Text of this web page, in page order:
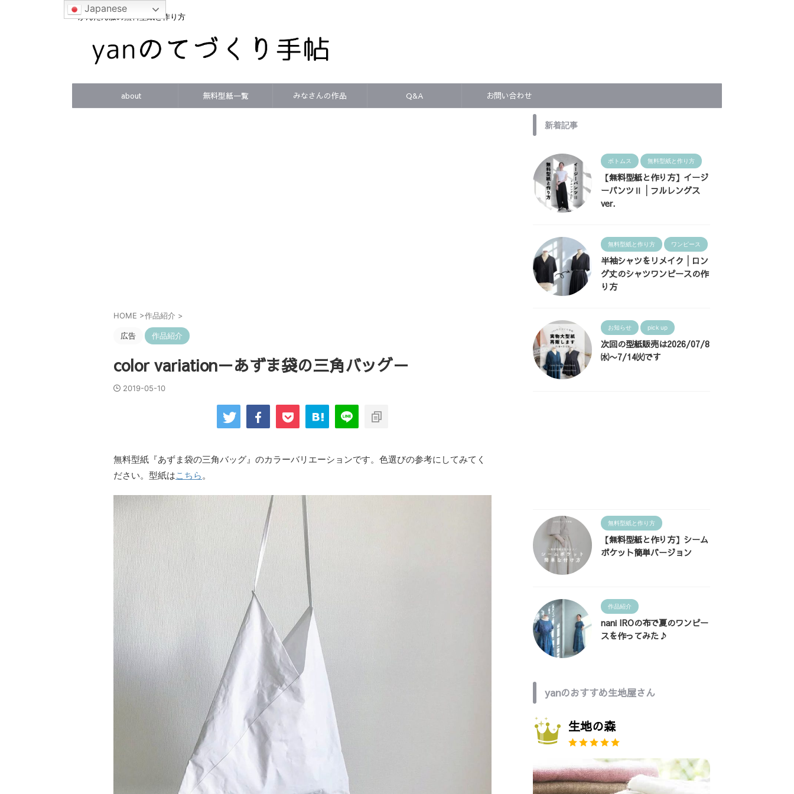
かんたん服の無料型紙と作り方
about 無料型紙一覧 みなさんの作品 Q&A お問い合わせ
HOME >作品紹介 >
広告 作品紹介
color variation－あずま袋の三角バッグ－
2019-05-10
無料型紙『あずま袋の三角バッグ』のカラーバリエーションです。色選びの参考にしてみてく
ださい。型紙はこちら 。
新着記事
ボトムス 無料型紙と作り方
【無料型紙と作り方】イージ
ーパンツⅡ│フルレングス
ver.
無料型紙と作り方 ワンピース
半袖シャツをリメイク│ロン
グ丈のシャツワンピースの作
り方
お知らせ pick up
次回の型紙販売は2026/07/8
㈬〜7/14㈫です
無料型紙と作り方
【無料型紙と作り方】シーム
ポケット簡単バージョン
作品紹介
nani IROの布で夏のワンピー
スを作ってみた♪
yanのおすすめ生地屋さん
生地の森
Japanese